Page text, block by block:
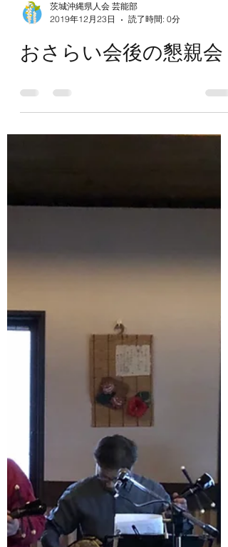
茨城沖縄県人会 芸能部
2019年12月23日
読了時間: 0分
おさらい会後の懇親会